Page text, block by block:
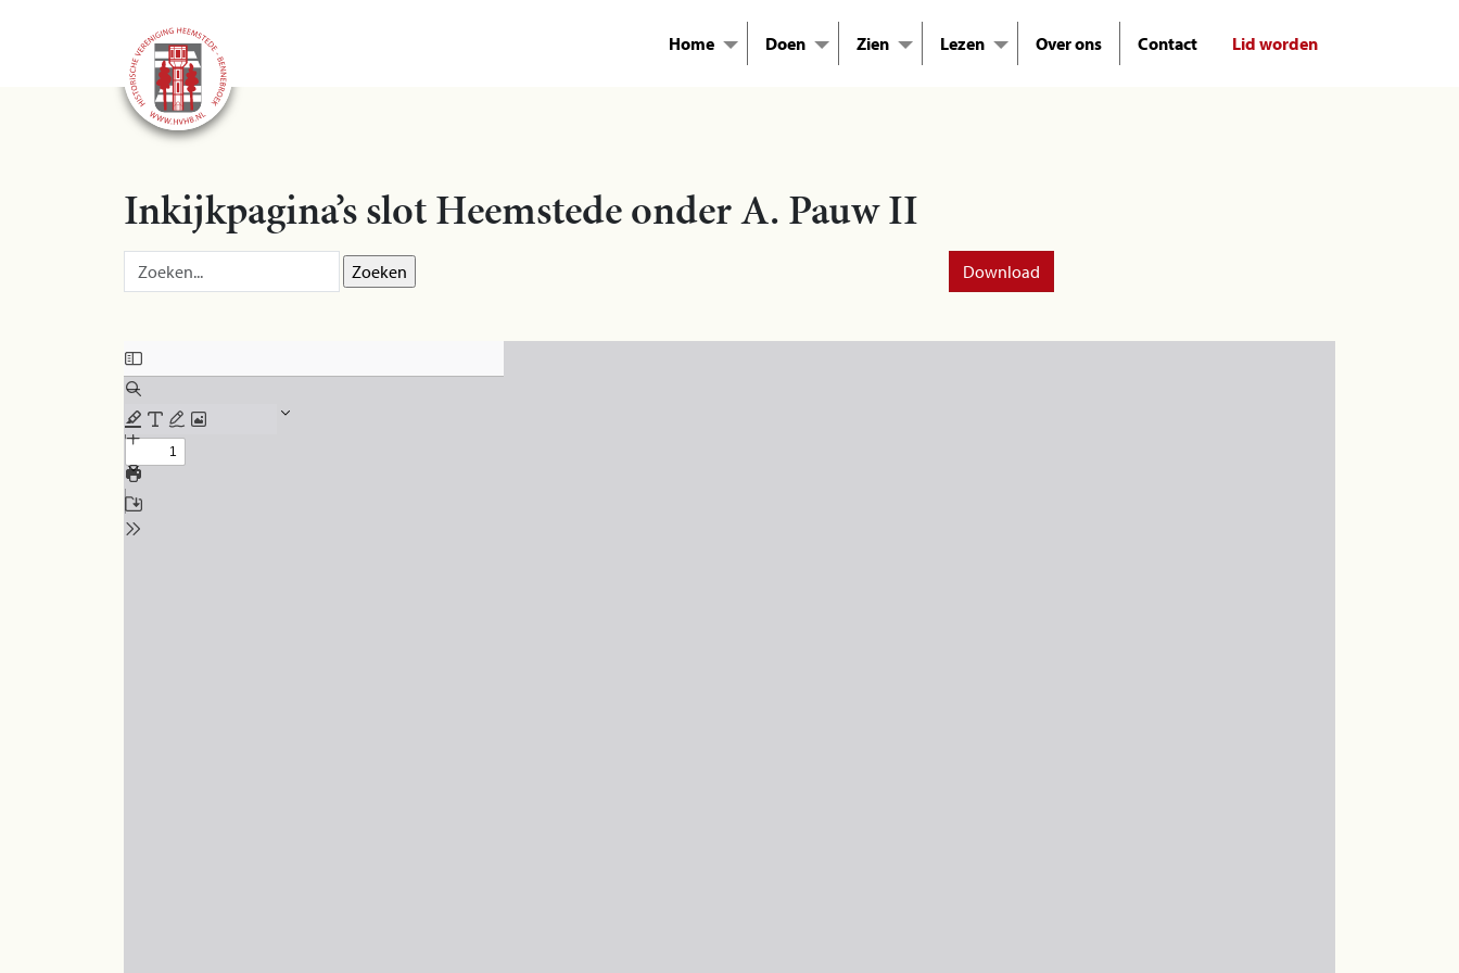
Home Doen Zien Lezen Over ons Contact Lid worden
Inkijkpagina’s slot Heemstede onder A. Pauw II
Zoek op: Download
Skip to PDF content